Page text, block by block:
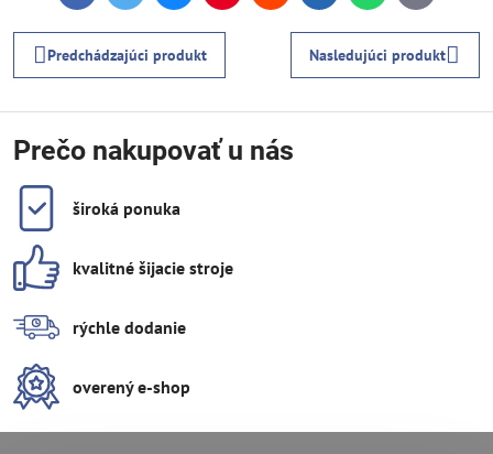
mail
Predchádzajúci produkt Nasledujúci produkt
Prečo nakupovať u nás
široká ponuka
kvalitné šijacie stroje
rýchle dodanie
overený e-shop